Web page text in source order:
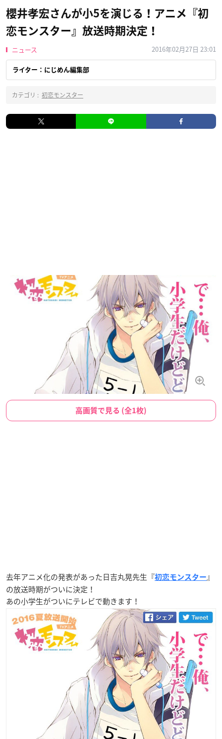
櫻井孝宏さんが小5を演じる！アニメ『初
恋モンスター』放送時期決定！
ニュース 2016年02月27日 23:01
ライター：にじめん編集部
カテゴリ : 初恋モンスター
高画質で見る (全1枚)
去年アニメ化の発表があった日吉丸晃先生『初恋モンスター』
の放送時期がついに決定！
あの小学生がついにテレビで動きます！